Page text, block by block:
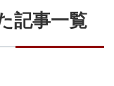
記事一覧